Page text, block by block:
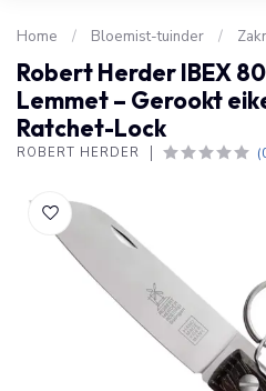
Home / Bloemist-tuinder /
Robert Herder IBEX 80
Lemmet – Gerookt
Ratchet-Lock
ROBERT HERDER